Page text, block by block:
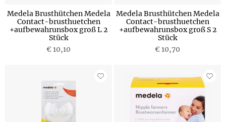
Medela Brusthütchen Medela
Contact-brusthuetchen
+aufbewahrunsbox groß L 2
Stück
€ 10,10
Medela Brusthütchen Medela
Contact-brusthuetchen
+aufbewahrunsbox groß S 2
Stück
€ 10,70